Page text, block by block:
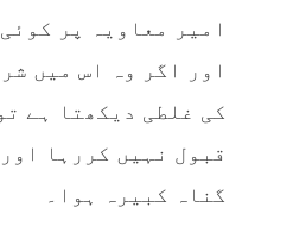
امیر معاویہ پر
اور اگر وہ اس میں
کی غلطی دیکھتا ہے
قبول نہیں کررہا اور
گناہ کبیرہ ہوا۔